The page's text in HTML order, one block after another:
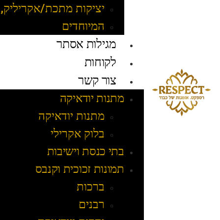
יציקות מתכת/
המיוחדים
מגילות אסתר
לקוחות
צור קשר
מתנות יודאיקה
מתנות יודאיקה
בלוק אקרילי
בתי כנסת וישיבות
תמונות זכוכית וקנבס
ברכות
רבנים